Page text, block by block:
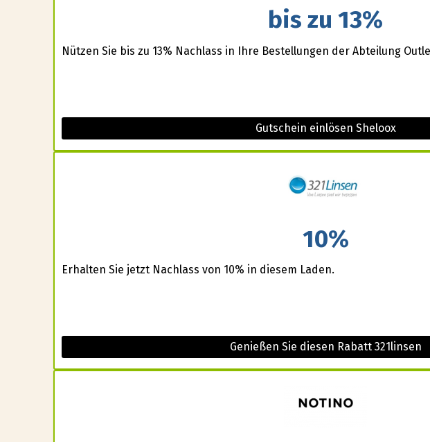
bis zu 13%
Nützen Sie bis zu 13% Nachlass in Ihre Bestellungen der Abteilung
Gutschein einlösen Sheloox
10%
Erhalten Sie jetzt Nachlass von 10% in diesem Laden.
Genießen Sie diesen Rabatt 321linsen